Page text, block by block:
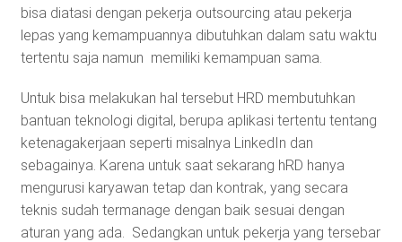
bisa diatasi dengan pekerja outsourcing atau pekerja
lepas yang kemampuannya dibutuhkan dalam satu waktu
tertentu saja namun memiliki kemampuan sama.
Untuk bisa melakukan hal tersebut HRD membutuhkan
bantuan teknologi digital, berupa aplikasi tertentu tentang
ketenagakerjaan seperti misalnya LinkedIn dan
sebagainya. Karena untuk saat sekarang hRD hanya
mengurusi karyawan tetap dan kontrak, yang secara
teknis sudah termanage dengan baik sesuai dengan
aturan yang ada. Sedangkan untuk pekerja yang tersebar